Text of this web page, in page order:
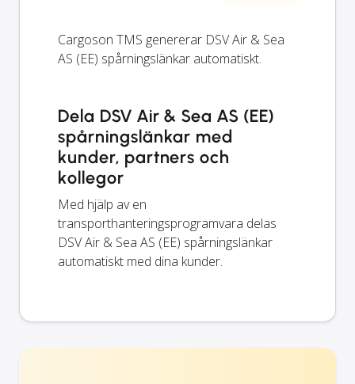
Cargoson TMS genererar DSV Air & Sea
AS (EE) spårningslänkar automatiskt.
Dela DSV Air & Sea AS (EE)
spårningslänkar med
kunder, partners och
kollegor
Med hjälp av en
transporthanteringsprogramvara delas
DSV Air & Sea AS (EE) spårningslänkar
automatiskt med dina kunder.